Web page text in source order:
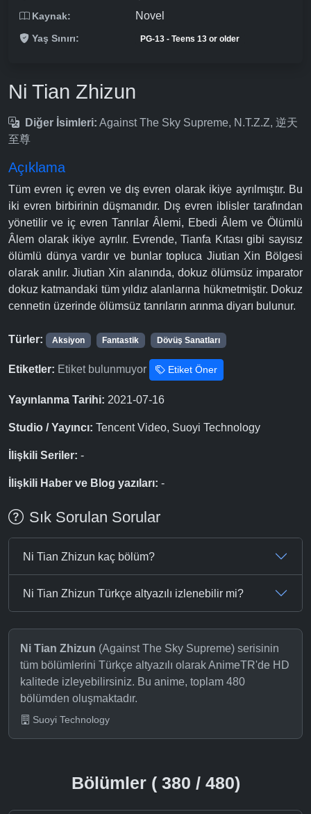
Kaynak: Novel
Yaş Sınırı: PG-13 - Teens 13 or older
Ni Tian Zhizun
Diğer İsimleri: Against The Sky Supreme, N.T.Z.Z, 逆天
至尊
Açıklama
Tüm evren iç evren ve dış evren olarak ikiye ayrılmıştır. Bu
iki evren birbirinin düşmanıdır. Dış evren iblisler tarafından
yönetilir ve iç evren Tanrılar Âlemi, Ebedi Âlem ve Ölümlü
Âlem olarak ikiye ayrılır. Evrende, Tianfa Kıtası gibi sayısız
ölümlü dünya vardır ve bunlar topluca Jiutian Xin Bölgesi
olarak anılır. Jiutian Xin alanında, dokuz ölümsüz imparator
dokuz katmandaki tüm yıldız alanlarına hükmetmiştir. Dokuz
cennetin üzerinde ölümsüz tanrıların arınma diyarı bulunur.
Türler: Aksiyon Fantastik Dövüş Sanatları
Etiketler: Etiket bulunmuyor Etiket Öner
Yayınlanma Tarihi: 2021-07-16
Studio / Yayıncı: Tencent Video, Suoyi Technology
İlişkili Seriler: -
İlişkili Haber ve Blog yazıları: -
Sık Sorulan Sorular
Ni Tian Zhizun kaç bölüm?
Ni Tian Zhizun Türkçe altyazılı izlenebilir mi?
Ni Tian Zhizun (Against The Sky Supreme) serisinin
tüm bölümlerini Türkçe altyazılı olarak AnimeTR'de HD
kalitede izleyebilirsiniz. Bu anime, toplam 480
bölümden oluşmaktadır.
Suoyi Technology
Bölümler ( 380 / 480)